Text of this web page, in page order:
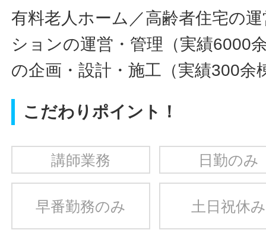
有料老人ホーム／高齢者住宅の
ションの運営・管理（実績6000
の企画・設計・施工（実績300余
こだわりポイント！
講師業務 日勤のみ
早番勤務のみ 土日祝休み